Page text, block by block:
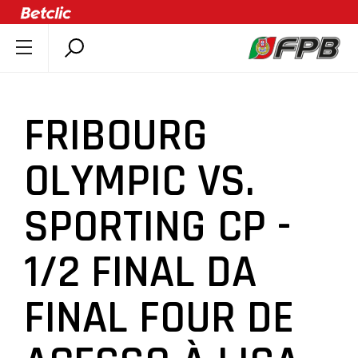
ÚLTIMAS
COMPETIÇÕES
ASSOCIAÇÕES
CLUBES
AGENTES
AGENDA
SELEÇÕES
MINIBASQUETE
FRIBOURG
OLYMPIC VS.
SPORTING CP -
1/2 FINAL DA
FINAL FOUR DE